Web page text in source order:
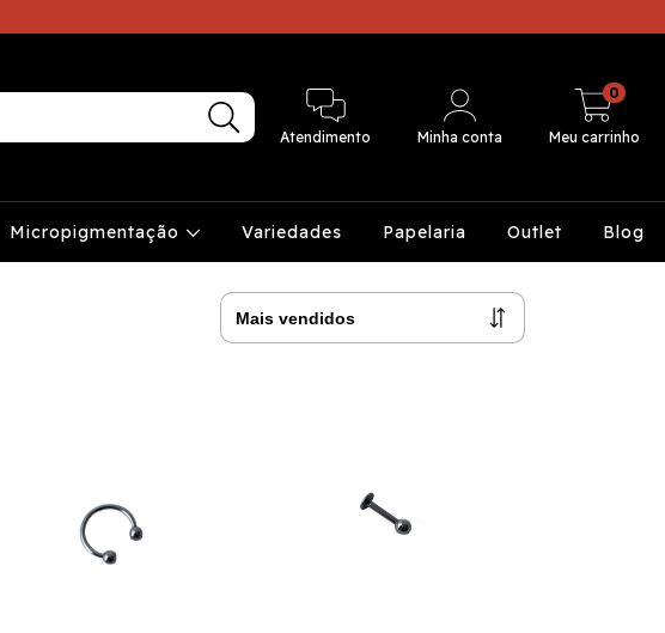
Atendimento Minha conta Meu carrinho
0
Micropigmentação Variedades Papelaria Outlet Blog